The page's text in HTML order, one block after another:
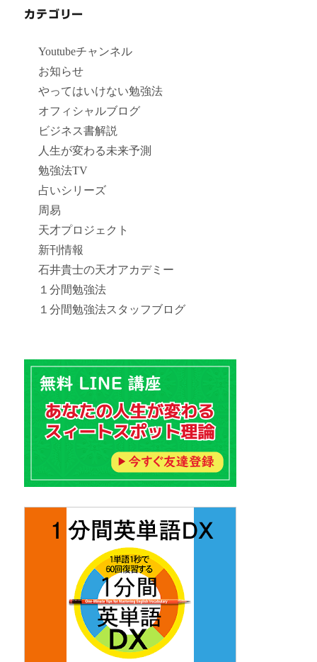
カテゴリー
Youtubeチャンネル
お知らせ
やってはいけない勉強法
オフィシャルブログ
ビジネス書解説
人生が変わる未来予測
勉強法TV
占いシリーズ
周易
天才プロジェクト
新刊情報
石井貴士の天才アカデミー
１分間勉強法
１分間勉強法スタッフブログ